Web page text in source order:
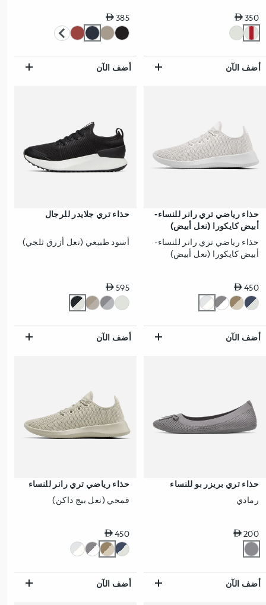
سعر عادي
350
أضف الآن
سعر عادي
385
أضف الآن
حذاء رياضي تري رانر للنساء-
أبيض كايكورا (نعل أبيض)
حذاء رياضي تري رانر للنساء-
أبيض كايكورا (نعل أبيض)
سعر عادي
450
أضف الآن
حذاء تري جلايدر للرجال
أسود طبيعي (نعل أزرق ثلجي)
سعر عادي
595
أضف الآن
حذاء تري بريزر بو للنساء
رمادي
سعر عادي
200
أضف الآن
حذاء رياضي تري رانر للنساء
قمحي (نعل بيج داكن)
سعر عادي
450
أضف الآن